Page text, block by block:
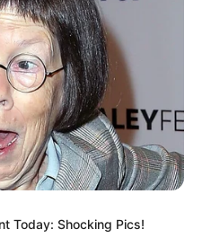
Today: Shocking Pics!